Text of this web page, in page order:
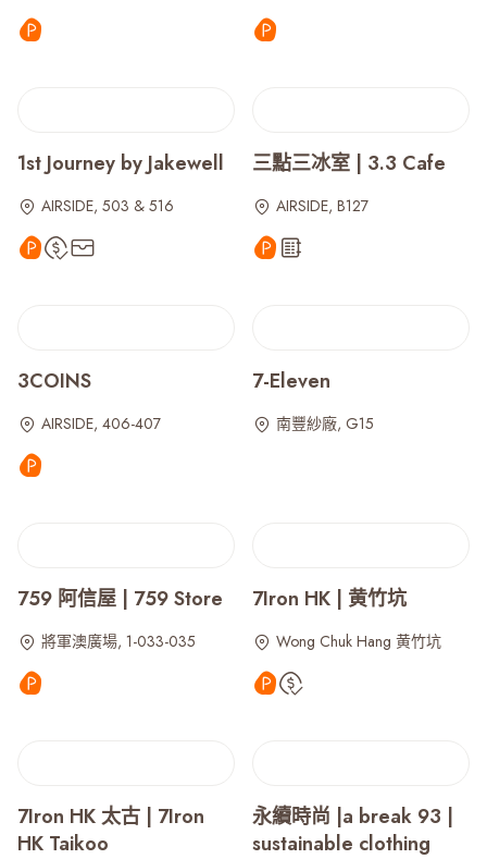
1st Journey by Jakewell
AIRSIDE, 503 & 516
三點三冰室 | 3.3 Cafe
AIRSIDE, B127
3COINS
AIRSIDE, 406-407
7-Eleven
南豐紗廠, G15
759 阿信屋 | 759 Store
將軍澳廣場, 1-033-035
7Iron HK | 黄竹坑
Wong Chuk Hang 黄竹坑
7Iron HK 太古 | 7Iron
HK Taikoo
永續時尚 |a break 93 |
sustainable clothing